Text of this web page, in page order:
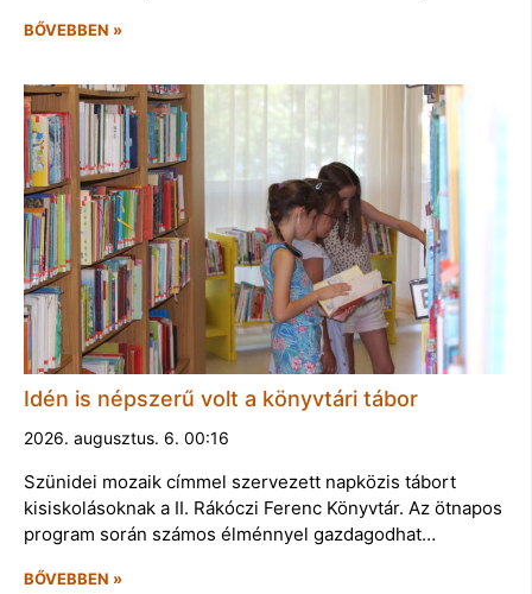
BŐVEBBEN »
Idén is népszerű volt a könyvtári tábor
2026. augusztus. 6. 00:16
Szünidei mozaik címmel szervezett napközis tábort
kisiskolásoknak a II. Rákóczi Ferenc Könyvtár. Az ötnapos
program során számos élménnyel gazdagodhat…
BŐVEBBEN »